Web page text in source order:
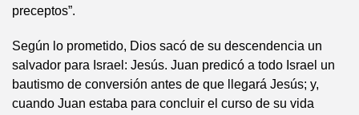
preceptos”.
Según lo prometido, Dios sacó de su descendencia un
salvador para Israel: Jesús. Juan predicó a todo Israel un
bautismo de conversión antes de que llegará Jesús; y,
cuando Juan estaba para concluir el curso de su vida